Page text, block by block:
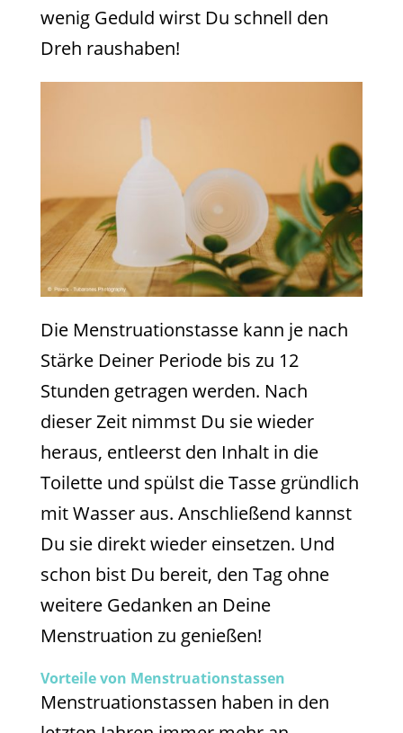
wenig Geduld wirst Du schnell den
Dreh raushaben!
Die Menstruationstasse kann je nach
Stärke Deiner Periode bis zu 12
Stunden getragen werden. Nach
dieser Zeit nimmst Du sie wieder
heraus, entleerst den Inhalt in die
Toilette und spülst die Tasse gründlich
mit Wasser aus. Anschließend kannst
Du sie direkt wieder einsetzen. Und
schon bist Du bereit, den Tag ohne
weitere Gedanken an Deine
Menstruation zu genießen!
Vorteile von Menstruationstassen
Menstruationstassen haben in den